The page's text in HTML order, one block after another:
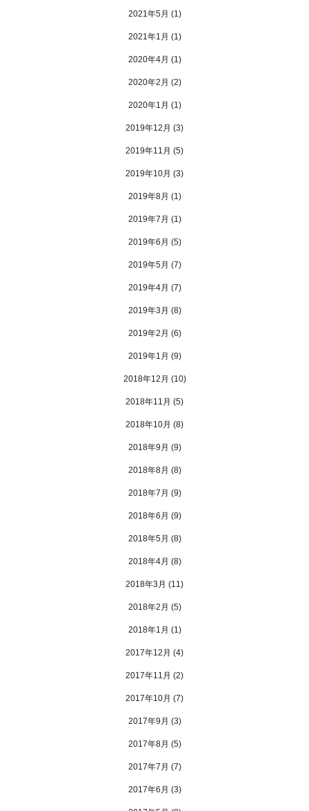
2021年5月 (1)
2021年1月 (1)
2020年4月 (1)
2020年2月 (2)
2020年1月 (1)
2019年12月 (3)
2019年11月 (5)
2019年10月 (3)
2019年8月 (1)
2019年7月 (1)
2019年6月 (5)
2019年5月 (7)
2019年4月 (7)
2019年3月 (8)
2019年2月 (6)
2019年1月 (9)
2018年12月 (10)
2018年11月 (5)
2018年10月 (8)
2018年9月 (9)
2018年8月 (8)
2018年7月 (9)
2018年6月 (9)
2018年5月 (8)
2018年4月 (8)
2018年3月 (11)
2018年2月 (5)
2018年1月 (1)
2017年12月 (4)
2017年11月 (2)
2017年10月 (7)
2017年9月 (3)
2017年8月 (5)
2017年7月 (7)
2017年6月 (3)